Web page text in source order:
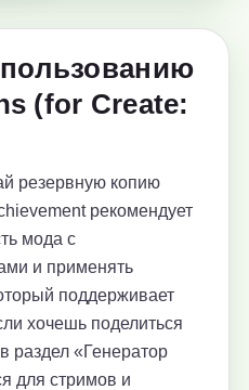
(for Create:
резервную копию
рекомендует
мода с
и применять
поддерживает
хочешь поделиться
раздел «Генератор
для стримов и